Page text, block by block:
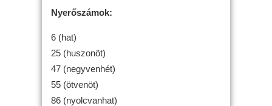
Nyerőszámok:
6 (hat)
25 (huszonöt)
47 (negyvenhét)
55 (ötvenöt)
86 (nyolcvanhat)